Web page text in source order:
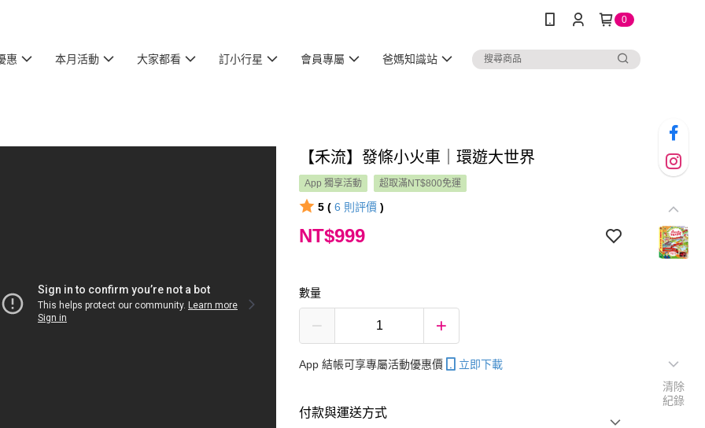
0
惠 本月活動 大家都看 訂小行星 會員專屬 爸媽知識站
【禾流】發條小火車｜環遊大世界
App 獨享活動 超取滿NT$800免運
5 ( 6 則評價 )
NT$999
數量
App 結帳可享專屬活動優惠價 立即下載
付款與運送方式
清除
紀錄